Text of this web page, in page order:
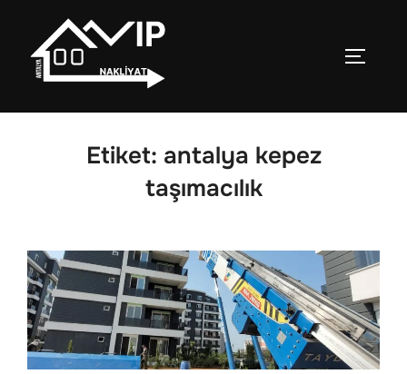
Etiket: antalya kepez
taşımacılık